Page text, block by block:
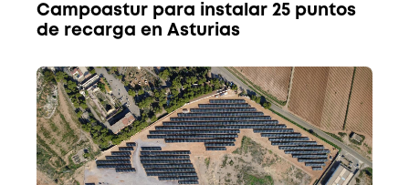
Campoastur para instalar 25 puntos
de recarga en Asturias